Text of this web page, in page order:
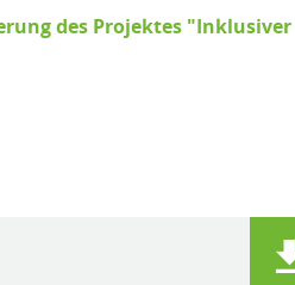
des Projektes "Inklusiver